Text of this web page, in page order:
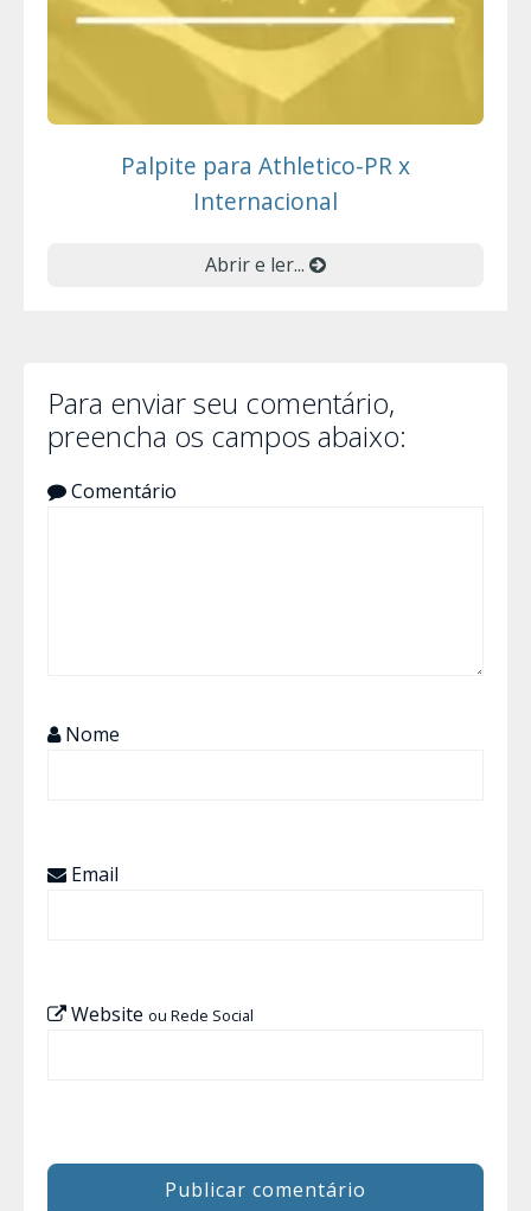
Palpite para Athletico-PR x
Internacional
Abrir e ler...
Para enviar seu comentário,
preencha os campos abaixo:
Comentário
Nome
Email
Website ou Rede Social